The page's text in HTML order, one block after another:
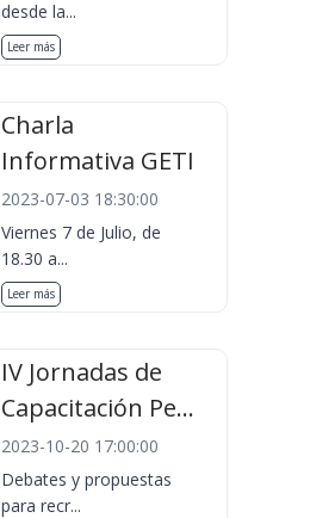
desde la...
Leer más
Charla
Informativa GETI
2023-07-03 18:30:00
Viernes 7 de Julio, de
18.30 a...
Leer más
IV Jornadas de
Capacitación Pe...
2023-10-20 17:00:00
Debates y propuestas
para recr...